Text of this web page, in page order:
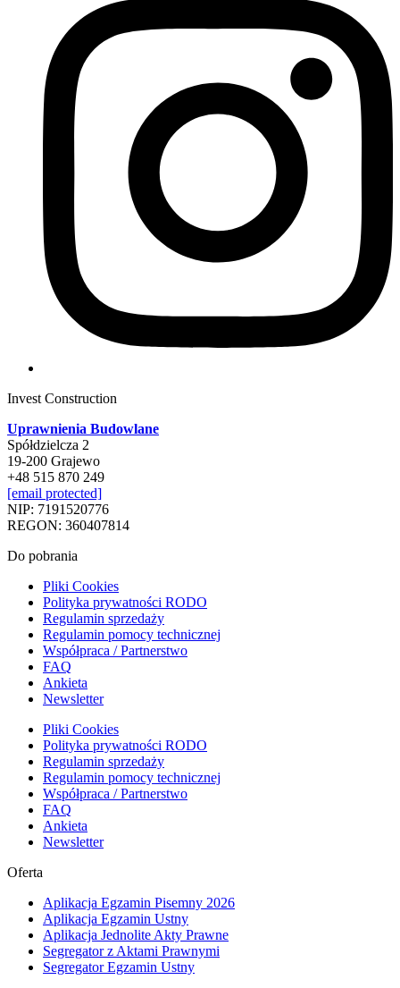
Invest Construction
Uprawnienia Budowlane
Spółdzielcza 2
19-200 Grajewo
+48 515 870 249
[email protected]
NIP: 7191520776
REGON: 360407814
Do pobrania
Pliki Cookies
Polityka prywatności RODO
Regulamin sprzedaży
Regulamin pomocy technicznej
Współpraca / Partnerstwo
FAQ
Ankieta
Newsletter
Pliki Cookies
Polityka prywatności RODO
Regulamin sprzedaży
Regulamin pomocy technicznej
Współpraca / Partnerstwo
FAQ
Ankieta
Newsletter
Oferta
Aplikacja Egzamin Pisemny 2026
Aplikacja Egzamin Ustny
Aplikacja Jednolite Akty Prawne
Segregator z Aktami Prawnymi
Segregator Egzamin Ustny